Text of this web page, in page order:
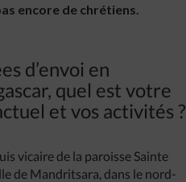
encore de chrétiens.
d’envoi en
quel est votre
et vos activités ?
vicaire de la paroisse Sainte
de Mandritsara, dans le nord-